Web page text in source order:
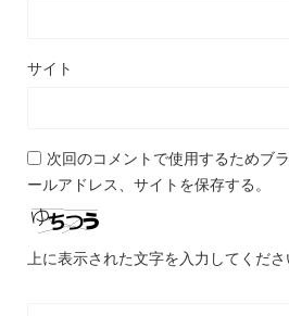
サイト
次回のコメントで使用するためブ
ールアドレス、サイトを保存する。
上に表示された文字を入力してくださ